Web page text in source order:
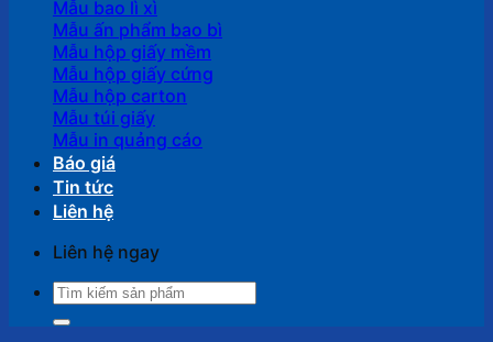
Mẫu bao lì xì
Mẫu ấn phẩm bao bì
Mẫu hộp giấy mềm
Mẫu hộp giấy cứng
Mẫu hộp carton
Mẫu túi giấy
Mẫu in quảng cáo
Báo giá
Tin tức
Liên hệ
Liên hệ ngay
Tìm
kiếm: